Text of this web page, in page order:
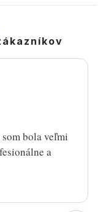
bola veľmi
a